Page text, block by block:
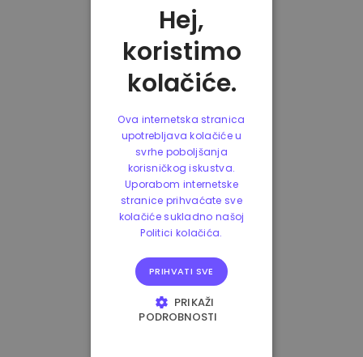
Hej,
koristimo
kolačiće.
Ova internetska stranica
upotrebljava kolačiće u
svrhe poboljšanja
korisničkog iskustva.
Uporabom internetske
stranice prihvaćate sve
kolačiće sukladno našoj
Politici kolačića.
PRIHVATI SVE
PRIKAŽI
PODROBNOSTI